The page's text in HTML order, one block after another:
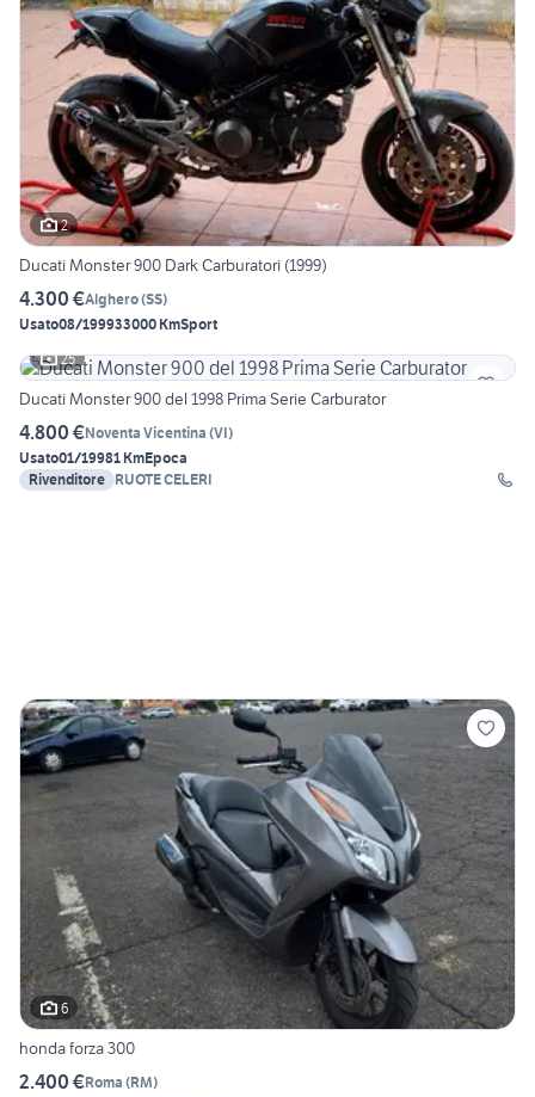
2
Ducati Monster 900 Dark Carburatori (1999)
4.300 €Alghero(SS)
Usato08/199933000 KmSport
25
Ducati Monster 900 del 1998 Prima Serie Carburator
4.800 €Noventa Vicentina (VI)
Usato01/19981 KmEpoca
Rivenditore RUOTE CELERI
6
honda forza 300
2.400 €Roma (RM)